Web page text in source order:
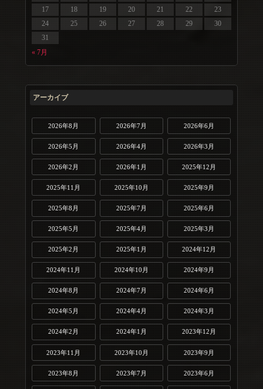
« 7月
17
18 19 20 21 22
23
24
25 26 27 28 29
30
31
アーカイブ
2026年8月 2026年7月 2026年6月
2026年5月 2026年4月 2026年3月
2026年2月 2026年1月 2025年12月
2025年11月 2025年10月 2025年9月
2025年8月 2025年7月 2025年6月
2025年5月 2025年4月 2025年3月
2025年2月 2025年1月 2024年12月
2024年11月 2024年10月 2024年9月
2024年8月 2024年7月 2024年6月
2024年5月 2024年4月 2024年3月
2024年2月 2024年1月 2023年12月
2023年11月 2023年10月 2023年9月
2023年8月 2023年7月 2023年6月